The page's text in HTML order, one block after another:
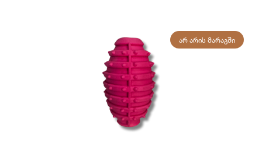
ᲐᲠ ᲐᲠᲘᲡ ᲛᲐᲠᲐᲒᲨᲘ